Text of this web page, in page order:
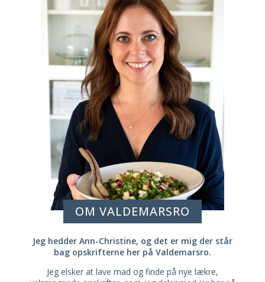
OM VALDEMARSRO
Jeg hedder Ann-Christine, og det er mig der står
bag opskrifterne her på Valdemarsro.
Jeg elsker at lave mad og finde på nye lækre,